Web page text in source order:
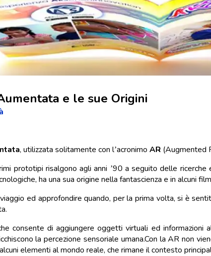
e le sue Origini
, utilizzata solitamente con l’acronimo AR (Augmented
prototipi risalgono agli anni ’90 a seguito delle
ha una sua origine nella fantascienza e in alcuni
ed approfondire quando, per la prima volta, si è
consente di aggiungere oggetti virtuali ed informazioni
la percezione sensoriale umana.Con la AR non
elementi al mondo reale, che rimane il contesto